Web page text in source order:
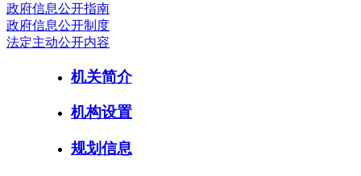
政府信息公开指南
政府信息公开制度
法定主动公开内容
机关简介
机构设置
规划信息